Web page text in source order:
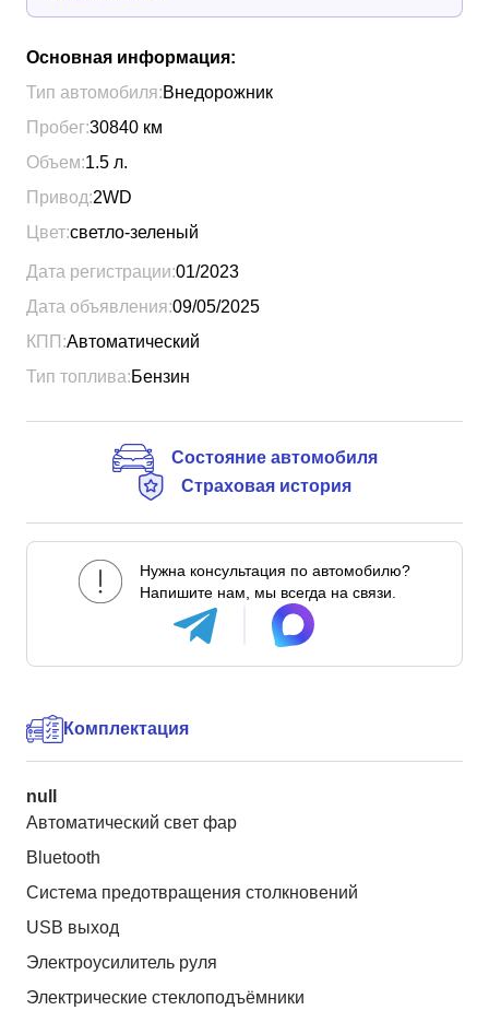
Основная информация:
Тип автомобиля:Внедорожник
Пробег:30840 км
Объем:1.5 л.
Привод:2WD
Цвет:светло-зеленый
Дата регистрации:01/2023
Дата объявления:09/05/2025
КПП:Автоматический
Тип топлива:Бензин
Состояние автомобиля
Страховая история
Нужна консультация по автомобилю?
Напишите нам, мы всегда на связи.
Комплектация
null
Автоматический свет фар
Bluetooth
Система предотвращения столкновений
USB выход
Электроусилитель руля
Электрические стеклоподъёмники